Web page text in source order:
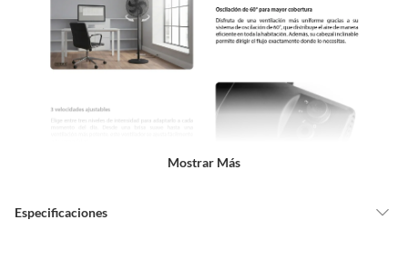
Productos digitales que se entregan a través de una descarga
electrónica, por ejemplo, cupones de experiencia o programas
para el computador.
Productos a pedido o confeccionados a medida.
Productos que han sido informados como imperfectos, usados,
reparados, abiertos, de segunda selección, remanufacturados o
Pinturas de un color a solicitud.
Mostrar Más
Especificaciones